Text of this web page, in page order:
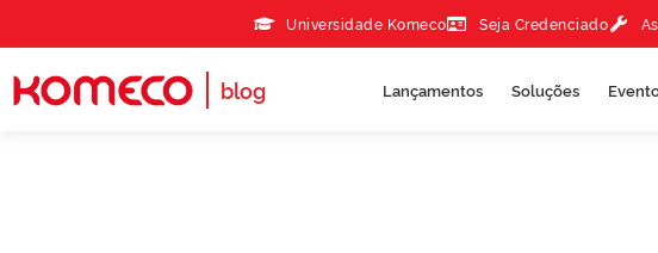
Universidade Komeco Seja Credenciado
blog Lançamentos Soluções